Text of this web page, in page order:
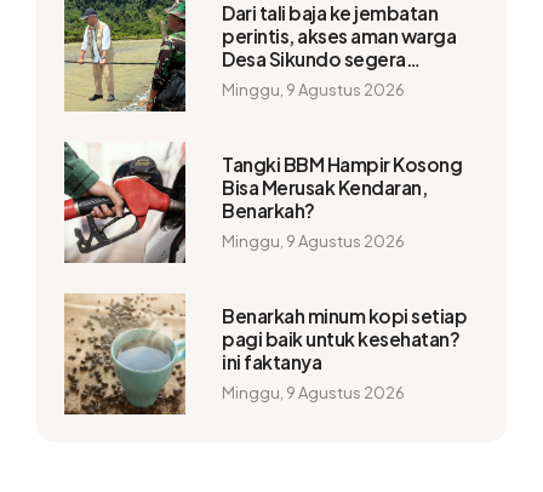
Dari tali baja ke jembatan
perintis, akses aman warga
Desa Sikundo segera
terwujud
Minggu, 9 Agustus 2026
Tangki BBM Hampir Kosong
Bisa Merusak Kendaran,
Benarkah?
Minggu, 9 Agustus 2026
Benarkah minum kopi setiap
pagi baik untuk kesehatan?
ini faktanya
Minggu, 9 Agustus 2026